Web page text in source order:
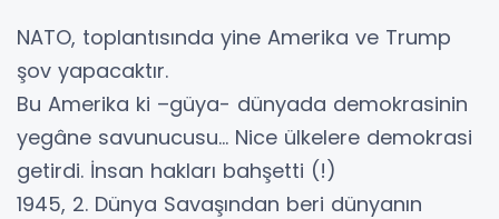
NATO, toplantısında yine Amerika ve Trump
şov yapacaktır.
Bu Amerika ki –güya- dünyada demokrasinin
yegâne savunucusu… Nice ülkelere demokrasi
getirdi. İnsan hakları bahşetti (!)
1945, 2. Dünya Savaşından beri dünyanın